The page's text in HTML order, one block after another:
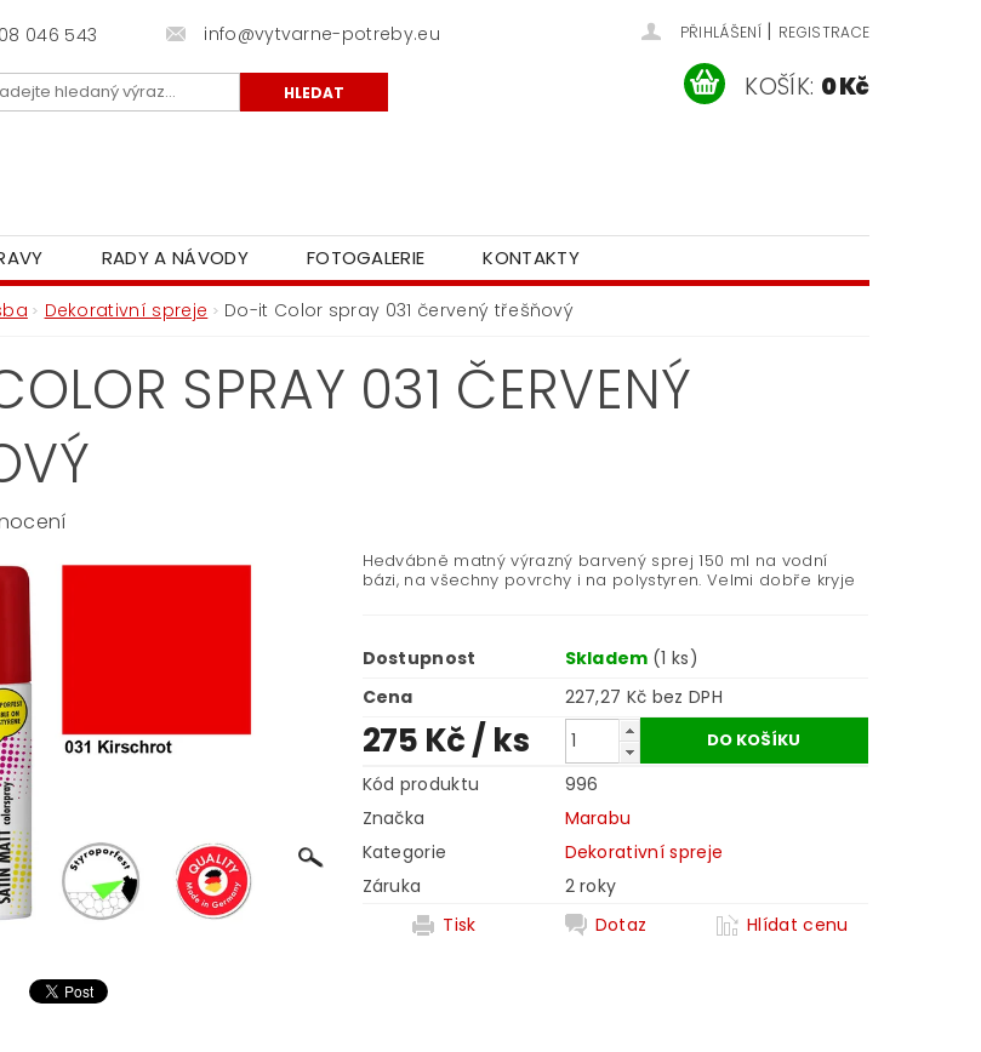
046 543 info@vytvarne-potreby.eu PŘIHLÁŠENÍ | REGISTRACE
KOŠÍK: 0 Kč
RADY A NÁVODY FOTOGALERIE KONTAKTY
Dekorativní spreje Do-it Color spray 031 červený třešňový
SPRAY 031 ČERVENÝ
Hedvábně matný výrazný barvený sprej 150 ml na vodní
bázi, na všechny povrchy i na polystyren. Velmi dobře kryje
Dostupnost Skladem (1 ks)
Cena
227,27 Kč bez DPH
275 Kč/ ks
Kód produktu
996
Značka
Marabu
Kategorie
Dekorativní spreje
Záruka
2 roky
Tisk
Dotaz Hlídat cenu